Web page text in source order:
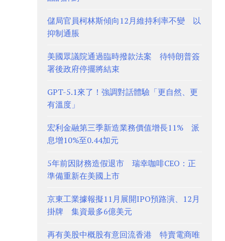
儲局官員柯林斯傾向12月維持利率不變 以
抑制通脹
美國眾議院通過臨時撥款法案 待特朗普簽
署後政府停擺將結束
GPT-5.1來了！強調對話體驗「更自然、更
有溫度」
宏利金融第三季新造業務價值增長11% 派
息增10%至0.44加元
5年前因財務造假退市 瑞幸咖啡CEO：正
準備重新在美國上市
京東工業據報擬11月展開IPO預路演、12月
掛牌 集資最多6億美元
再有美股中概股有意回流香港 特賣電商唯